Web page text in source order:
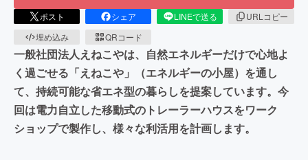
ポスト シェア LINEで送る
URLコピー
埋め込み
QRコード
一般社団法人えねこやは、自然エネルギーだけで心地よ
く過ごせる「えねこや」（エネルギーの小屋）を通し
て、持続可能な省エネ型の暮らしを提案しています。今
回は電力自立した移動式のトレーラーハウスをワーク
ショップで製作し、様々な利活用を計画します。